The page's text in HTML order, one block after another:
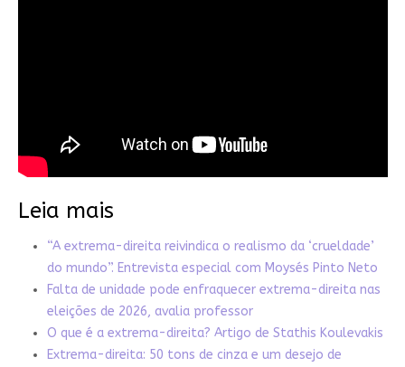
Leia mais
“A extrema-direita reivindica o realismo da ‘crueldade’
do mundo”. Entrevista especial com Moysés Pinto Neto
Falta de unidade pode enfraquecer extrema-direita nas
eleições de 2026, avalia professor
O que é a extrema-direita? Artigo de Stathis Koulevakis
Extrema-direita: 50 tons de cinza e um desejo de